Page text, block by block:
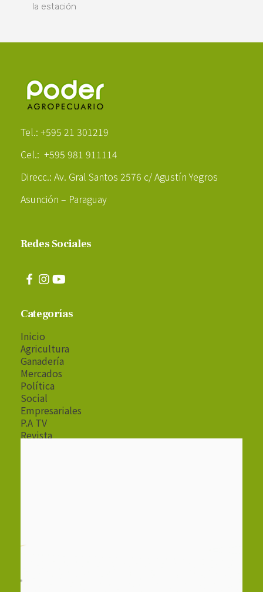
la estación
Tel.: +595 21 301219
Cel.: +595 981 911114
Direcc.: Av. Gral Santos 2576 c/ Agustín Yegros
Asunción – Paraguay
Redes Sociales
Categorías
Inicio
Agricultura
Ganadería
Mercados
Política
Social
Empresariales
P.A TV
Revista